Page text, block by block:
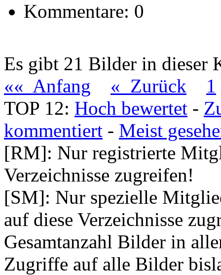
Kommentare: 0
Es gibt 21 Bilder in dieser
«« Anfang
« Zurück
1
TOP 12: Hoch bewertet -
kommentiert - Meist
[RM]: Nur registrierte
Verzeichnisse zugreifen!
[SM]: Nur spezielle
auf diese Verzeichnisse
Gesamtanzahl Bilder in
Zugriffe auf alle Bilder